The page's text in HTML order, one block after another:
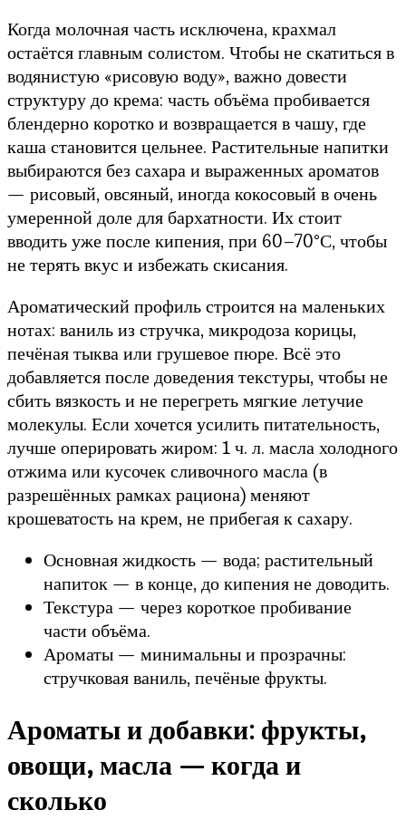
Когда молочная часть исключена, крахмал
остаётся главным солистом. Чтобы не скатиться в
водянистую «рисовую воду», важно довести
структуру до крема: часть объёма пробивается
блендерно коротко и возвращается в чашу, где
каша становится цельнее. Растительные напитки
выбираются без сахара и выраженных ароматов
— рисовый, овсяный, иногда кокосовый в очень
умеренной доле для бархатности. Их стоит
вводить уже после кипения, при 60–70°С, чтобы
не терять вкус и избежать скисания.
Ароматический профиль строится на маленьких
нотах: ваниль из стручка, микродоза корицы,
печёная тыква или грушевое пюре. Всё это
добавляется после доведения текстуры, чтобы не
сбить вязкость и не перегреть мягкие летучие
молекулы. Если хочется усилить питательность,
лучше оперировать жиром: 1 ч. л. масла холодного
отжима или кусочек сливочного масла (в
разрешённых рамках рациона) меняют
крошеватость на крем, не прибегая к сахару.
Основная жидкость — вода; растительный
напиток — в конце, до кипения не доводить.
Текстура — через короткое пробивание
части объёма.
Ароматы — минимальны и прозрачны:
стручковая ваниль, печёные фрукты.
Ароматы и добавки: фрукты,
овощи, масла — когда и
сколько